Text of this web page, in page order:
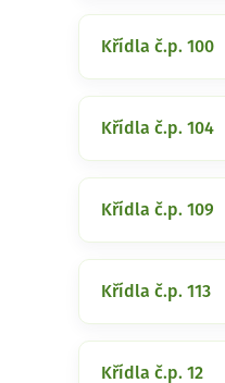
Křídla č.p. 100
Křídla č.p. 104
Křídla č.p. 109
Křídla č.p. 113
Křídla č.p. 12